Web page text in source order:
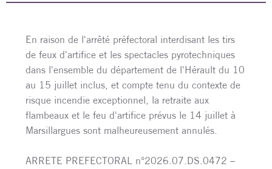
En raison de l'arrêté préfectoral interdisant les tirs
de feux d'artifice et les spectacles pyrotechniques
dans l'ensemble du département de l'Hérault du 10
au 15 juillet inclus, et compte tenu du contexte de
risque incendie exceptionnel, la retraite aux
flambeaux et le feu d'artifice prévus le 14 juillet à
Marsillargues sont malheureusement annulés.
ARRETE PREFECTORAL n°2026.07.DS.0472 –